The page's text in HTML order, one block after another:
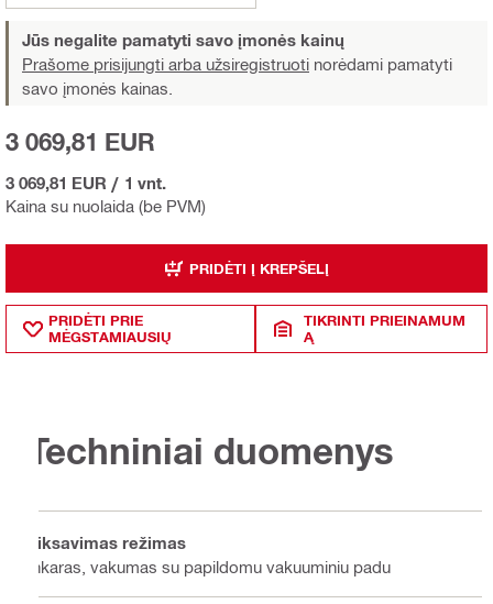
Jūs negalite pamatyti savo įmonės kainų
Prašome prisijungti arba užsiregistruoti norėdami pamatyti
savo įmonės kainas.
Kaina su nuolaida (be PVM)
3 069,81 EUR
3 069,81 EUR / 1 vnt.
PRIDĖTI Į KREPŠELĮ
PRIDĖTI PRIE
MĖGSTAMIAUSIŲ
TIKRINTI PRIEINAMUM
Ą
Techniniai duomenys
Fiksavimas režimas
Inkaras, vakumas su papildomu vakuuminiu padu